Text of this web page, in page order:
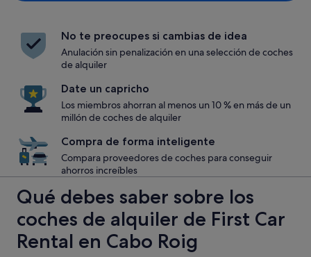
No te preocupes si cambias de idea
Anulación sin penalización en una selección de coches
de alquiler
Date un capricho
Los miembros ahorran al menos un 10 % en más de un
millón de coches de alquiler
Compra de forma inteligente
Compara proveedores de coches para conseguir
ahorros increíbles
Qué debes saber sobre los
coches de alquiler de First Car
Rental en Cabo Roig